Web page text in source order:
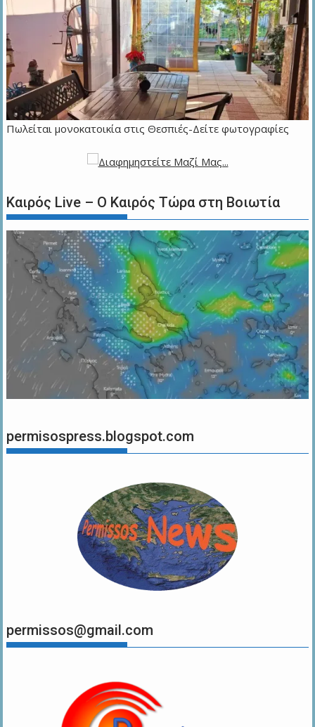
Πωλείται μονοκατοικία στις Θεσπιές-Δείτε φωτογραφίες
Καιρός Live – Ο Καιρός Τώρα στη Βοιωτία
permisospress.blogspot.com
permissos@gmail.com